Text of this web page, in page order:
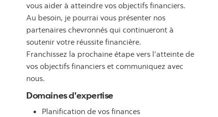
vous aider à atteindre vos objectifs financiers.
Au besoin, je pourrai vous présenter nos
partenaires chevronnés qui continueront à
soutenir votre réussite financière.
Franchissez la prochaine étape vers l’atteinte de
vos objectifs financiers et communiquez avec
nous.
Domaines d'expertise
Planification de vos finances